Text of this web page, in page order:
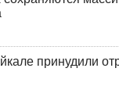
принудили